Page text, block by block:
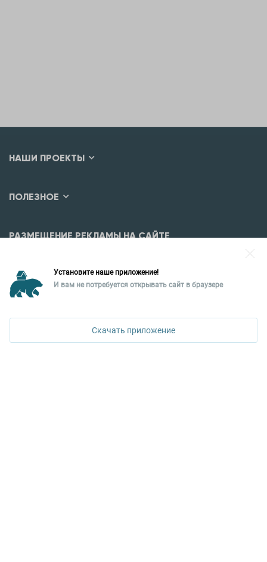
НАШИ ПРОЕКТЫ
ПОЛЕЗНОЕ
РАЗМЕЩЕНИЕ РЕКЛАМЫ НА САЙТЕ
Уральская палата недвижимости
ул. Горького, 65, 0 подъезд, 3 этаж
Установите наше приложение!
И вам не потребуется открывать сайт в браузере
Скачать приложение